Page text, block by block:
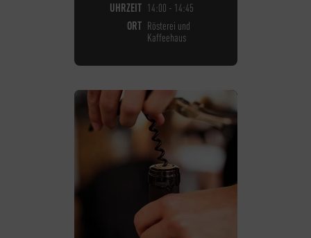
UHRZEIT 14:00 - 14:45
ORT Rösterei und
Kaffeehaus